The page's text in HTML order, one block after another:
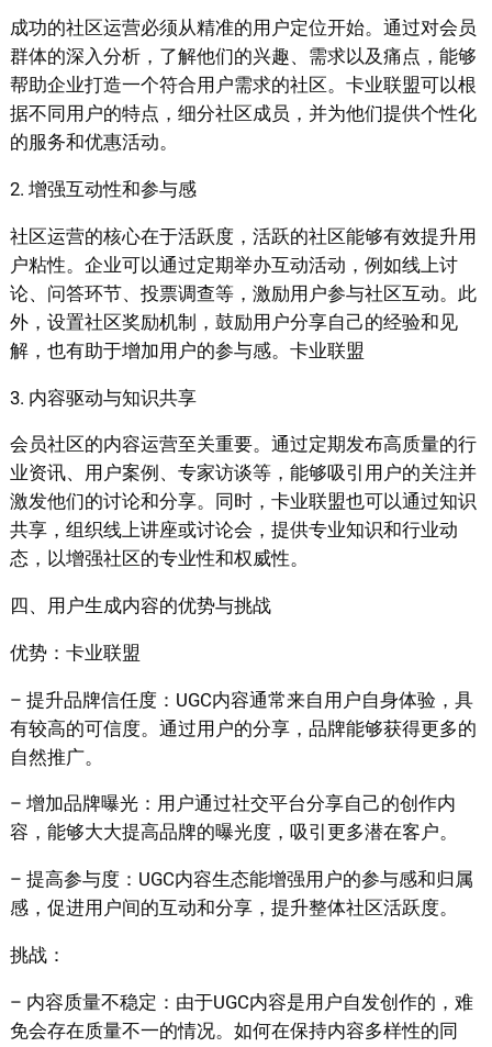
成功的社区运营必须从精准的用户定位开始。通过对会员
群体的深入分析，了解他们的兴趣、需求以及痛点，能够
帮助企业打造一个符合用户需求的社区。卡业联盟可以根
据不同用户的特点，细分社区成员，并为他们提供个性化
的服务和优惠活动。
2. 增强互动性和参与感
社区运营的核心在于活跃度，活跃的社区能够有效提升用
户粘性。企业可以通过定期举办互动活动，例如线上讨
论、问答环节、投票调查等，激励用户参与社区互动。此
外，设置社区奖励机制，鼓励用户分享自己的经验和见
解，也有助于增加用户的参与感。卡业联盟
3. 内容驱动与知识共享
会员社区的内容运营至关重要。通过定期发布高质量的行
业资讯、用户案例、专家访谈等，能够吸引用户的关注并
激发他们的讨论和分享。同时，卡业联盟也可以通过知识
共享，组织线上讲座或讨论会，提供专业知识和行业动
态，以增强社区的专业性和权威性。
四、用户生成内容的优势与挑战
优势：卡业联盟
– 提升品牌信任度：UGC内容通常来自用户自身体验，具
有较高的可信度。通过用户的分享，品牌能够获得更多的
自然推广。
– 增加品牌曝光：用户通过社交平台分享自己的创作内
容，能够大大提高品牌的曝光度，吸引更多潜在客户。
– 提高参与度：UGC内容生态能增强用户的参与感和归属
感，促进用户间的互动和分享，提升整体社区活跃度。
挑战：
– 内容质量不稳定：由于UGC内容是用户自发创作的，难
免会存在质量不一的情况。如何在保持内容多样性的同